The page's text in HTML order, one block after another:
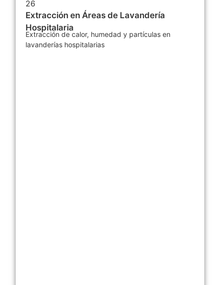
Extracción en Áreas de Lavandería
Hospitalaria
Extracción de calor, humedad y partículas en
lavanderías hospitalarias